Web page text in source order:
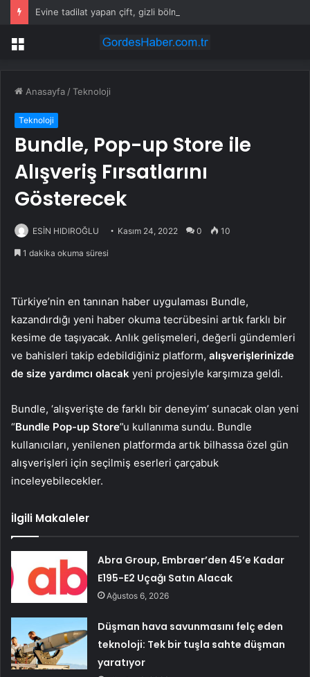
Menü
Anasayfa /Teknoloji
Teknoloji
Bundle, Pop-up Store ile
Alışveriş Fırsatlarını
Gösterecek
ESİN HIDIROĞLU Kasım 24, 2022 0 10
1 dakika okuma süresi
Türkiye’nin en tanınan haber uygulaması Bundle,
kazandırdığı yeni haber okuma tecrübesini artık farklı bir
kesime de taşıyacak. Anlık gelişmeleri, değerli gündemleri
ve bahisleri takip edebildiğiniz platform, alışverişlerinizde
de size yardımcı olacak yeni projesiyle karşımıza geldi.
Bundle, ‘alışverişte de farklı bir deneyim’ sunacak olan yeni
“Bundle Pop-up Store”u kullanıma sundu. Bundle
kullanıcıları, yenilenen platformda artık bilhassa özel gün
alışverişleri için seçilmiş eserleri çarçabuk
inceleyebilecekler.
İlgili Makaleler
Abra Group, Embraer’den 45’e Kadar
E195-E2 Uçağı Satın Alacak
Ağustos 6, 2026
Düşman hava savunmasını felç eden
teknoloji: Tek bir tuşla sahte düşman
yaratıyor